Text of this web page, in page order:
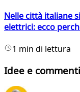
Nelle città italiane
elettrici: ecco
1 min di lettura
Idee e commenti